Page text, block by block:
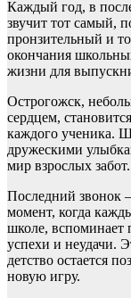
Каждый год, в
звучит тот самый,
пронзительный и
окончания
жизни для
Острогожск,
сердцем,
каждого ученика.
дружескими
мир взрослых забот.
Последний звонок
момент, когда
школе, вспоминает
успехи и неудачи.
детство остается
новую игру.